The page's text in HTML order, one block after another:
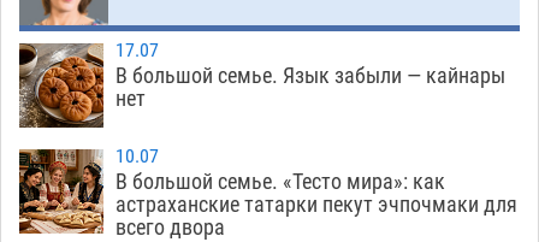
похитил чужие мобильник с банковскими
картами
11:20
Астраханцев ждут на парковом газоне с
призами и эрмитажными котами
10:43
Астраханский суд встал на сторону МЧС в
споре за возврат униформы
07.08 399
17.07
В большой семье. Язык забыли — кайнары
нет
10.07
В большой семье. «Тесто мира»: как
астраханские татарки пекут эчпочмаки для
всего двора